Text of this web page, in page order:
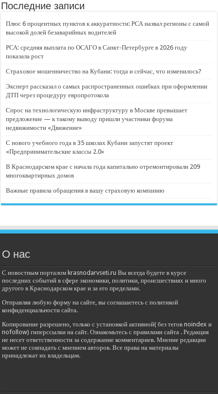
Последние записи
Плюс 6 процентных пунктов к аккуратности: РСА назвал регионы с самой
высокой долей безаварийных водителей
РСА: средняя выплата по ОСАГО в Санкт-Петербурге в 2026 году
показала рост
Страховое мошенничество на Кубани: тогда и сейчас, что изменилось?
Эксперт рассказал о самых распространенных ошибках при оформлении
ДТП через процедуру европротокола
Спрос на технологическую инфраструктуру в Москве превышает
предложение — к такому выводу пришли участники форума
недвижимости «Движение»
С нового учебного года в 35 школах Кубани запустят проект
«Предпринимательские классы 2.0»
В Краснодарском крае с начала года капитально отремонтировали 209
многоквартирных домов
Важные правила обращения в вашу страховую компанию
О нас
С новостным порталом krasnodarvseti.ru Вы всегда будете в курсе
последних событий в сфере экономики, политики, происшествиях и много
другого в Краснодарском крае и за его пределами.
Отправляя любую форму на сайте, вы соглашаетесь с политикой
конфиденциальности сайта.
Копирование разрешено, только с установкой активной( без тегов noindex и
nofollow) гиперссылки на сайт. Ознакомьтесь с правилами сайта . Редакция
не несет ответственности за содержание комментариев. Мнение редакции
может не совпадать с мнением авторов. Все права на материалы
принадлежат их владельцам.